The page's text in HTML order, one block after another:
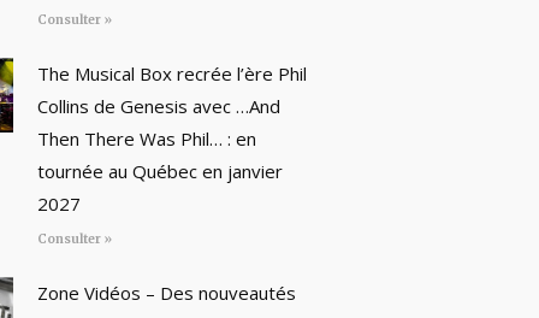
Consulter »
The Musical Box recrée l’ère Phil
Collins de Genesis avec …And
Then There Was Phil… : en
tournée au Québec en janvier
2027
Consulter »
Zone Vidéos – Des nouveautés